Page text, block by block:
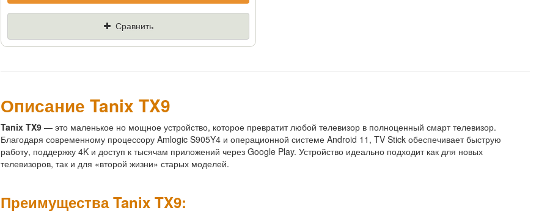
Сравнить
Описание Tanix TX9
Tanix TX9 — это маленькое но мощное устройство, которое превратит любой телевизор в полноценный смарт телевизор.
Благодаря современному процессору Amlogic S905Y4 и операционной системе Android 11, TV Stick обеспечивает быструю
работу, поддержку 4K и доступ к тысячам приложений через Google Play. Устройство идеально подходит как для новых
телевизоров, так и для «второй жизни» старых моделей.
Преимущества Tanix TX9: